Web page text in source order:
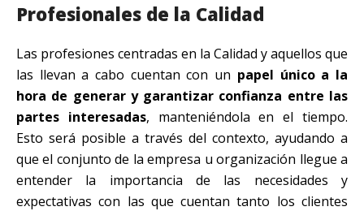
Profesionales de la Calidad
Las profesiones centradas en la Calidad y aquellos que
las llevan a cabo cuentan con un papel único a la
hora de generar y garantizar confianza entre las
partes interesadas, manteniéndola en el tiempo.
Esto será posible a través del contexto, ayudando a
que el conjunto de la empresa u organización llegue a
entender la importancia de las necesidades y
expectativas con las que cuentan tanto los clientes